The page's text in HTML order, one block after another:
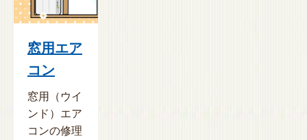
窓用エア
コン
窓用（ウイ
ンド）エア
コンの修理